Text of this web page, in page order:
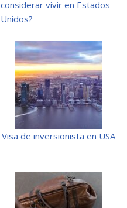
considerar vivir en Estados
Unidos?
Visa de inversionista en USA